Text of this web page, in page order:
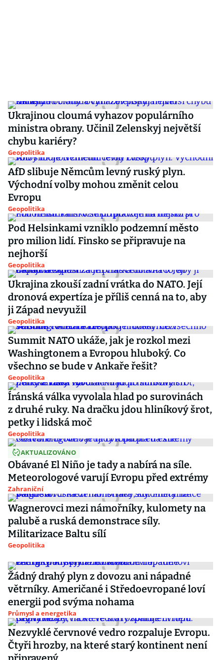
Ukrajinou cloumá vyhazov populárního
ministra obrany. Učinil Zelenskyj největší
chybu kariéry?
Geopolitika
AfD slibuje Němcům levný ruský plyn.
Východní volby mohou změnit celou
Evropu
Geopolitika
Pod Helsinkami vzniklo podzemní město
pro milion lidí. Finsko se připravuje na
nejhorší
Geopolitika
Ukrajina zkouší zadní vrátka do NATO. Její
dronová expertíza je příliš cenná na to, aby
ji Západ nevyužil
Geopolitika
Summit NATO ukáže, jak je rozkol mezi
Washingtonem a Evropou hluboký. Co
všechno se bude v Ankaře řešit?
Geopolitika
Íránská válka vyvolala hlad po surovinách
z druhé ruky. Na dračku jdou hliníkový šrot,
petky i lidská moč
Geopolitika
AKTUALIZOVÁNO
Obávané El Niño je tady a nabírá na síle.
Meteorologové varují Evropu před extrémy
Zahraniční
Wagnerovci mezi námořníky, kulomety na
palubě a ruská demonstrace síly.
Militarizace Baltu sílí
Geopolitika
Žádný drahý plyn z dovozu ani nápadné
větrníky. Američané i Středoevropané loví
energii pod svýma nohama
Průmysl a energetika
Nezvyklé červnové vedro rozpaluje Evropu.
Čtyři hrozby, na které starý kontinent není